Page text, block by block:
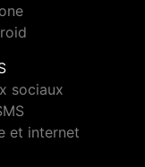
sociaux
et internet